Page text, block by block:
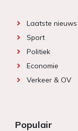
Laatste nieuws
Sport
Politiek
Economie
Verkeer & OV
Populair